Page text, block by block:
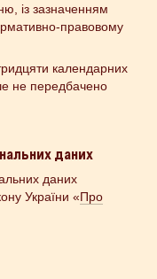
із зазначенням
правовому
календарних
не передбачено
даних
даних
України «Про